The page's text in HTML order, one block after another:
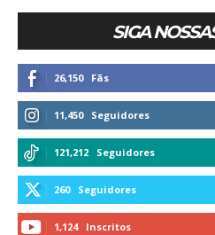
SIGA
26,150 Fãs
11,450 Seguidores
121,212 Seguidores
260 Seguidores
1,124 Inscritos